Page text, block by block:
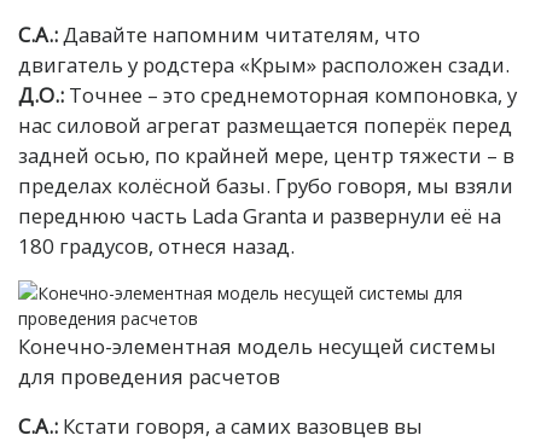
С.А.: Давайте напомним читателям, что
двигатель у родстера «Крым» расположен сзади.
Д.О.: Точнее – это среднемоторная компоновка, у
нас силовой агрегат размещается поперёк перед
задней осью, по крайней мере, центр тяжести – в
пределах колёсной базы. Грубо говоря, мы взяли
переднюю часть Lada Granta и развернули её на
180 градусов, отнеся назад.
Конечно-элементная модель несущей системы
для проведения расчетов
С.А.: Кстати говоря, а самих вазовцев вы